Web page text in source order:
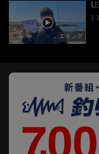
エギング
1